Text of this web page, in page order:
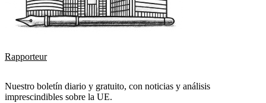
Rapporteur
Nuestro boletín diario y gratuito, con noticias y análisis
imprescindibles sobre la UE.